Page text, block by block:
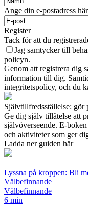
Ange din e-postadress här
Register
Tack för att du
Jag samtycker till
policyn.
Genom att registrera dig
information till dig.
integritetspolicy, och du
Självtillfredsställelse: gör
Ge dig själv tillåtelse att
självöverseende. E-
och aktiviteter som ger
Ladda ner guiden här
Lyssna på kroppen: Bli
Välbefinnande
Välbefinnande
6 min